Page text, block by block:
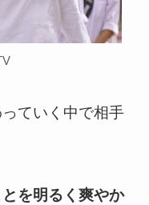
ていく中で相手
を明るく爽やか